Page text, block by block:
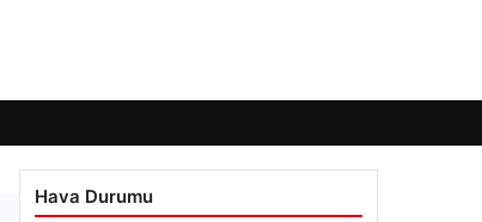
Hava Durumu